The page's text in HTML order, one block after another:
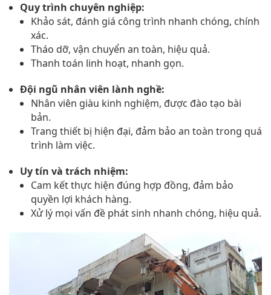
Quy trình chuyên nghiệp:
Khảo sát, đánh giá công trình nhanh chóng, chính
xác.
Tháo dỡ, vận chuyển an toàn, hiệu quả.
Thanh toán linh hoạt, nhanh gọn.
Đội ngũ nhân viên lành nghề:
Nhân viên giàu kinh nghiệm, được đào tạo bài
bản.
Trang thiết bị hiện đại, đảm bảo an toàn trong quá
trình làm việc.
Uy tín và trách nhiệm:
Cam kết thực hiện đúng hợp đồng, đảm bảo
quyền lợi khách hàng.
Xử lý mọi vấn đề phát sinh nhanh chóng, hiệu quả.